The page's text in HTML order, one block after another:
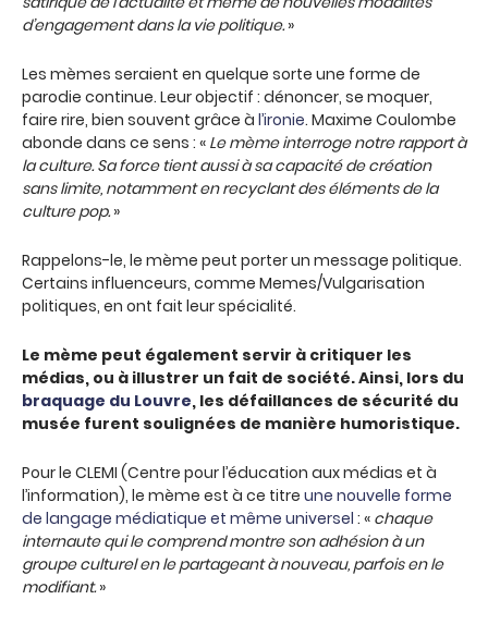
d’engagement dans la vie politique.»
Les mèmes seraient en quelque sorte une forme de
parodie continue. Leur objectif : dénoncer, se moquer,
faire rire, bien souvent grâce à l’ironie. Maxime Coulombe
abonde dans ce sens : « Le mème interroge notre rapport à
la culture. Sa force tient aussi à sa capacité de création
sans limite, notamment en recyclant des éléments de la
culture pop.»
Rappelons-le, le mème peut porter un message politique.
Certains influenceurs, comme Memes/Vulgarisation
politiques, en ont fait leur spécialité.
Le mème peut également servir à critiquer les
médias, ou à illustrer un fait de société. Ainsi, lors du
braquage du Louvre, les défaillances de sécurité du
musée furent soulignées de manière humoristique.
Pour le CLEMI (Centre pour l’éducation aux médias et à
l’information), le mème est à ce titre une nouvelle forme
de langage médiatique et même universel : « chaque
internaute qui le comprend montre son adhésion à un
groupe culturel en le partageant à nouveau, parfois en le
modifiant.»